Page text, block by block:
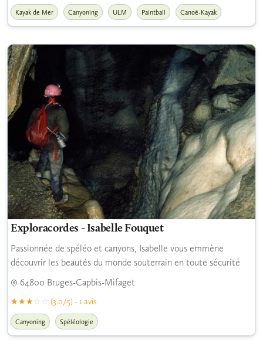
Kayak de Mer Canyoning ULM Paintball Canoë-Kayak
Exploracordes - Isabelle Fouquet
Passionnée de spéléo et canyons, Isabelle vous emmène
découvrir les beautés du monde souterrain en toute sécurité
64800 Bruges-Capbis-Mifaget
(3.0/5) - 1 avis
Canyoning Spéléologie